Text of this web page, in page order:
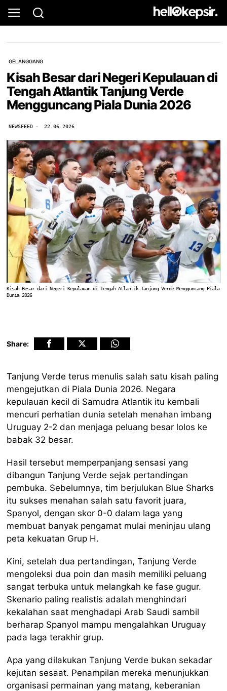
GELANGGANG
Kisah Besar dari Negeri Kepulauan di
Tengah Atlantik Tanjung Verde
Mengguncang Piala Dunia 2026
NEWSFEED 22.06.2026
Kisah Besar dari Negeri Kepulauan di Tengah Atlantik Tanjung Verde Mengguncang Piala
Dunia 2026
Share:
Tanjung Verde terus menulis salah satu kisah paling
mengejutkan di Piala Dunia 2026. Negara
kepulauan kecil di Samudra Atlantik itu kembali
mencuri perhatian dunia setelah menahan imbang
Uruguay 2-2 dan menjaga peluang besar lolos ke
babak 32 besar.
Hasil tersebut memperpanjang sensasi yang
dibangun Tanjung Verde sejak pertandingan
pembuka. Sebelumnya, tim berjulukan Blue Sharks
itu sukses menahan salah satu favorit juara,
Spanyol, dengan skor 0-0 dalam laga yang
membuat banyak pengamat mulai meninjau ulang
peta kekuatan Grup H.
Kini, setelah dua pertandingan, Tanjung Verde
mengoleksi dua poin dan masih memiliki peluang
sangat terbuka untuk melangkah ke fase gugur.
Skenario paling realistis adalah menghindari
kekalahan saat menghadapi Arab Saudi sambil
berharap Spanyol mampu mengalahkan Uruguay
pada laga terakhir grup.
Apa yang dilakukan Tanjung Verde bukan sekadar
kejutan sesaat. Penampilan mereka menunjukkan
organisasi permainan yang matang, keberanian